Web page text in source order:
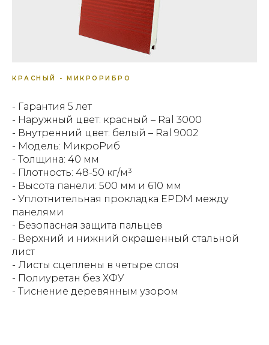
КРАСНЫЙ - МИКРОРИБРО
- Гарантия 5 лет
- Наружный цвет: красный – Ral 3000
- Внутренний цвет: белый – Ral 9002
- Модель: МикроРиб
- Толщина: 40 мм
- Плотность: 48-50 кг/м³
- Высота панели: 500 мм и 610 мм
- Уплотнительная прокладка EPDM между
панелями
- Безопасная защита пальцев
- Верхний и нижний окрашенный стальной
лист
- Листы сцеплены в четыре слоя
- Полиуретан без ХФУ
- Тиснение деревянным узором